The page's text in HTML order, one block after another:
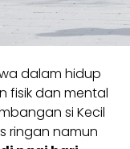
dalam hidup
fisik dan mental
si Kecil
ringan namun